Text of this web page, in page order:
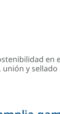
en
y sellado